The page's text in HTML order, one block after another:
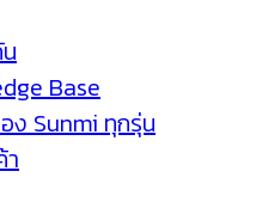
Base
ง Sunmi ทุกรุ่น